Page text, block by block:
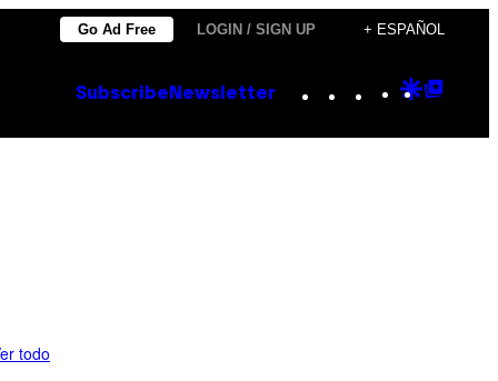
Go Ad Free LOGIN / SIGN UP + ESPAÑOL
Subscribe Newsletter Instagram
TikTok
YouTube
Google
todo